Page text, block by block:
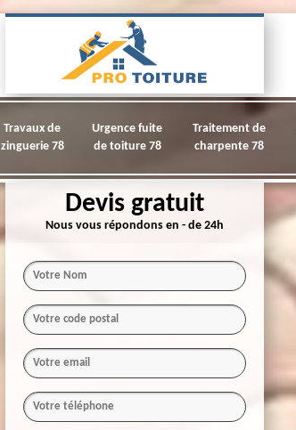
Travaux de
zinguerie 78
Urgence fuite
de toiture 78
Traitement de
charpente 78
Devis gratuit
Nous vous répondons en - de 24h